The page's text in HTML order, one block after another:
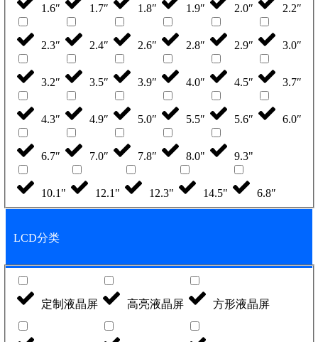
1.6″ 1.7″ 1.8″ 1.9″ 2.0″ 2.2″
2.3″ 2.4″ 2.6″ 2.8″ 2.9″ 3.0″
3.2″ 3.5″ 3.9″ 4.0″ 4.5″ 3.7″
4.3″ 4.9″ 5.0″ 5.5″ 5.6″ 6.0″
6.7″ 7.0″ 7.8″ 8.0" 9.3"
10.1" 12.1" 12.3" 14.5" 6.8″
LCD分类
定制液晶屏 高亮液晶屏 方形液晶屏